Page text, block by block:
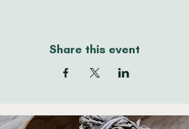
Share this event